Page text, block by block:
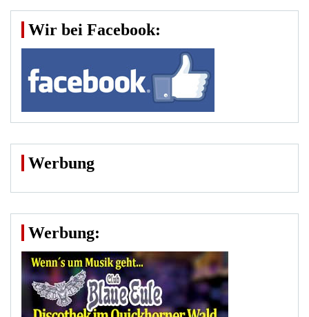
Wir bei Facebook:
Werbung
Werbung: